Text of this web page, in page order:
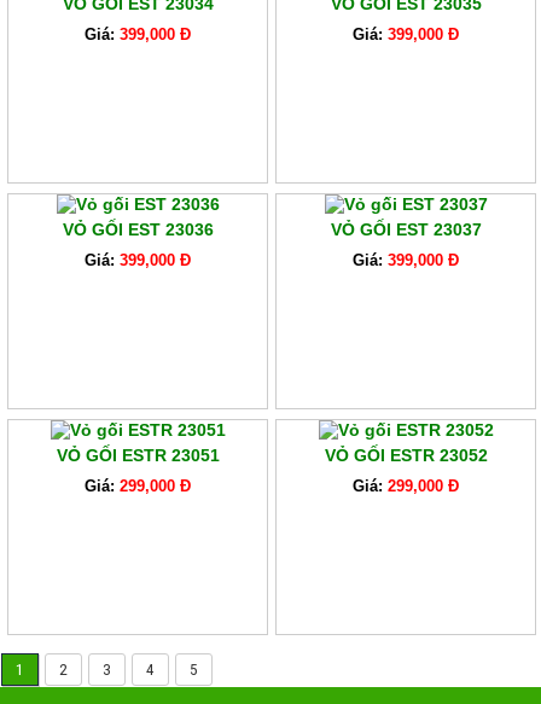
Giá: 399,000 Đ Giá: 399,000 Đ
VỎ GỐI EST 23036
Giá: 399,000 Đ
VỎ GỐI EST 23037
Giá: 399,000 Đ
VỎ GỐI ESTR 23051
Giá: 299,000 Đ
VỎ GỐI ESTR 23052
Giá: 299,000 Đ
1 2 3 4 5